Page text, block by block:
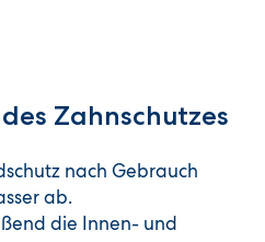
Zahnschutzes
nach Gebrauch
ab.
die Innen- und